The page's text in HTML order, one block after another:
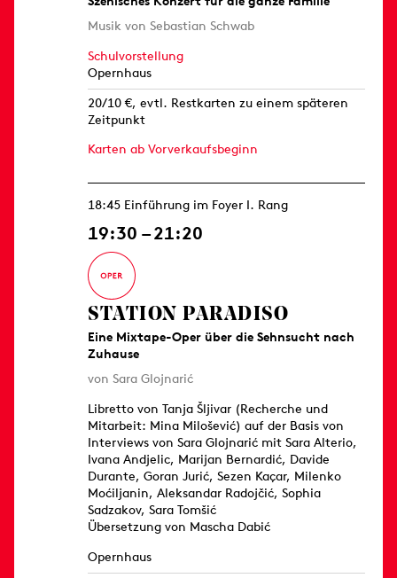
Musik von Sebastian Schwab
Schulvorstellung
Opernhaus
20/10 €, evtl. Restkarten zu einem späteren
Zeitpunkt
Karten ab Vorverkaufsbeginn
18:45 Einführung im Foyer I. Rang
19:30 – 21:20
STATION PARADISO
Eine Mixtape-Oper über die Sehnsucht nach
Zuhause
von Sara Glojnarić
Libretto von Tanja Šljivar (Recherche und
Mitarbeit: Mina Milošević) auf der Basis von
Interviews von Sara Glojnarić mit Sara Alterio,
Ivana Andjelic, Marijan Bernardić, Davide
Durante, Goran Jurić, Sezen Kaçar, Milenko
Moćiljanin, Aleksandar Radojčić, Sophia
Sadzakov, Sara Tomšić
Übersetzung von Mascha Dabić
Opernhaus